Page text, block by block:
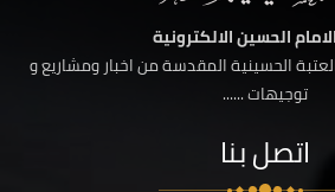
الحسين الالكترونية
الحسينية المقدسة من اخبار ومشاريع و
توجيهات ......
اتصل بنا